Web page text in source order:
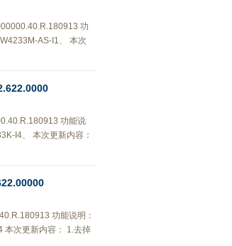
功
AS-I1、 本次
功能说
I4、 本次更新内容：
功能说明：
本次更新内容： 1.去掉